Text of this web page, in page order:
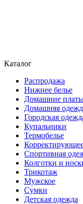
Каталог
Распродажа
Нижнее белье
Домашние
Домашняя
Городская
Купальники
Термобелье
Спортивная
Колготки и
Трикотаж
Мужское
Сумки
Детская одежда